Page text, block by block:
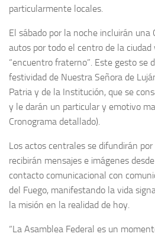
particularmente locales.
El sábado por la noche incluirán una
autos por todo el centro de la ciudad
“encuentro fraterno”. Este gesto se
festividad de Nuestra Señora de
Patria y de la Institución, que se
y le darán un particular y emotivo
Cronograma detallado).
Los actos centrales se difundirán
recibirán mensajes e imágenes
contacto comunicacional con
del Fuego, manifestando la vida
la misión en la realidad de hoy.
“La Asamblea Federal es un